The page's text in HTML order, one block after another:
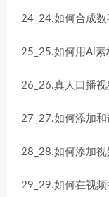
24_24.如何合成
25_25.如何用Al素
26_26.真人口播视
27_27.如何添加
28_28.如何添加
29_29.如何在视